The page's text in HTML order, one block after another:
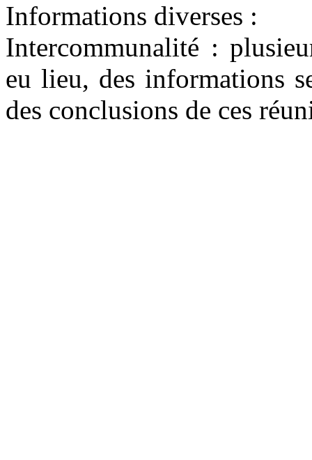
Informations diverses :
Intercommunalité :
eu lieu, des informations
des conclusions de ces